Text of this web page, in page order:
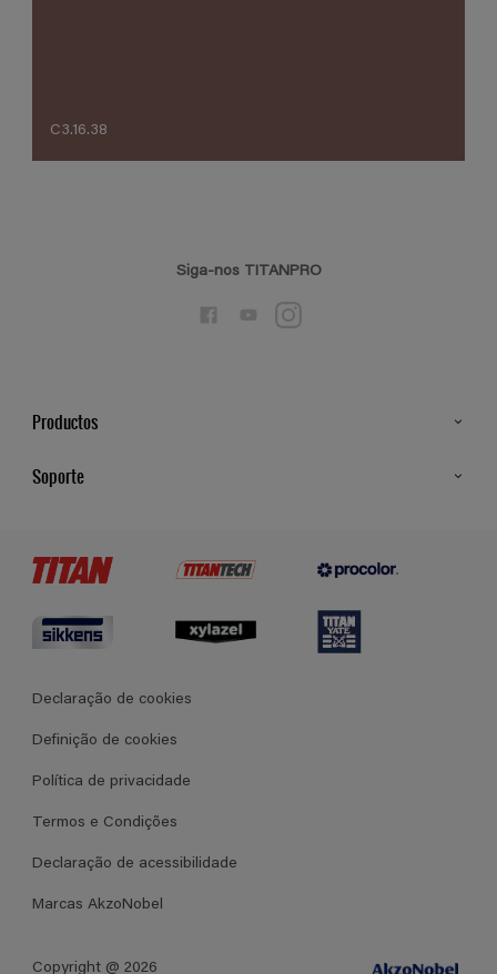
C3.16.38
Siga-nos TITANPRO
Productos
Soporte
Termos e Condições Gerais de Venda
Declaração de cookies
Definição de cookies
Política de privacidade
Termos e Condições
Declaração de acessibilidade
Marcas AkzoNobel
Copyright @ 2026